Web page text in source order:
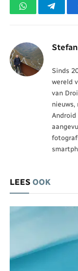
WhatsApp
Sinds
wereld
van
LEES OOK